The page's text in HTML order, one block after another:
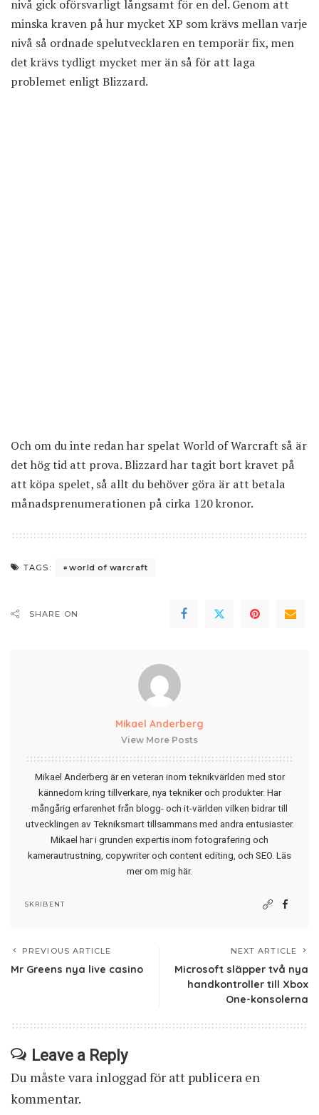
nivå gick oförsvarligt långsamt för en del. Genom att
minska kraven på hur mycket XP som krävs mellan varje
nivå så ordnade spelutvecklaren en temporär fix, men
det krävs tydligt mycket mer än så för att laga
problemet enligt Blizzard.
Och om du inte redan har spelat World of Warcraft så är
det hög tid att prova. Blizzard har tagit bort kravet på
att köpa spelet, så allt du behöver göra är att betala
månadsprenumerationen på cirka 120 kronor.
TAGS: world of warcraft
SHARE ON
Mikael Anderberg
View More Posts
Mikael Anderberg är en veteran inom teknikvärlden med stor
kännedom kring tillverkare, nya tekniker och produkter. Har
mångårig erfarenhet från blogg- och it-världen vilken bidrar till
utvecklingen av Tekniksmart tillsammans med andra entusiaster.
Mikael har i grunden expertis inom fotografering och
kamerautrustning, copywriter och content editing, och SEO. Läs
mer om mig här.
SKRIBENT
PREVIOUS ARTICLE
Mr Greens nya live casino
NEXT ARTICLE
Microsoft släpper två nya
handkontroller till Xbox
One-konsolerna
Leave a Reply
Du måste vara inloggadför att publicera en
kommentar.